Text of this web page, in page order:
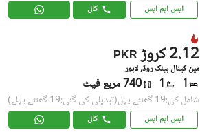
ایس ایم ایس کال
PKR 2.12 کروڑ
مین کینال بینک روڈ, لاہور
1
1 740 مربع فیٹ
شامل کی:19 گھنٹے پہل (تبدیلی کی گئی:19 گھنٹے پہلے)
ایس ایم ایس کال